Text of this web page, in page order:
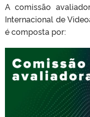
A comissão
Internacional de
é composta por: